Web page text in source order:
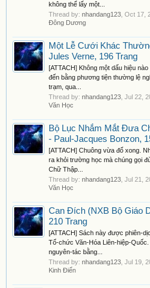
không thể lấy một...
Thread by: nhandang123 Oct 17,
Đông Dương
Một Lễ Cưới Khác
Jules Verne, 196 Trang
[ATTACH] Không một dấu hiệu
đến bằng phương tiện thường lệ
trạm, qua...
Thread by: nhandang123 Jul 22,
Văn Học
Bộ Lục Nhắm Mắt Đưa
- Paul-Jacques Bonzon,
[ATTACH] Chuông vừa đổ xong.
ra khỏi trường học mà chúng gọi
Chữ Thập...
Thread by: nhandang123 Jul 21,
Văn Học
Can Đích (NXB Bộ Giáo
210 Trang
[ATTACH] Sách này được phiên-
Tổ-chức Văn-Hóa Liên-hiệp-
nguyên-tác bằng...
Thread by: nhandang123 Jul 19,
Kinh Điển